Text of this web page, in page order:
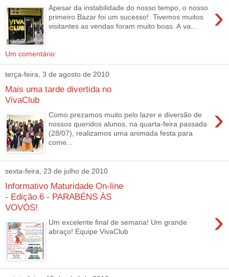
›
Apesar da instabilidade do nosso tempo, o nosso
primeiro Bazar foi um sucesso! Tivemos muitos
visitantes as vendas foram muito boas. A va...
Um comentário:
terça-feira, 3 de agosto de 2010
Mais uma tarde divertida no
VivaClub
›
Como prezamos muito pelo lazer e diversão de
nossos queridos alunos, na quarta-feira passada
(28/07), realizamos uma animada festa para
come...
sexta-feira, 23 de julho de 2010
Informativo Maturidade On-line
- Edição 6 - PARABÉNS ÀS
VOVÓS!
›
Um excelente final de semana! Um grande
abraço! Equipe VivaClub